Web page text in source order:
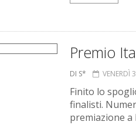
Premio
DI S* VENERDÌ
Finito lo
finalisti.
premiazione